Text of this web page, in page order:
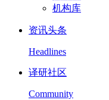
机构库
资讯头条
Headlines
译研社区
Community